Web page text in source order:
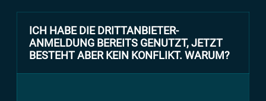
ICH HABE DIE DRITTANBIETER-
ANMELDUNG BEREITS GENUTZT, JETZT
BESTEHT ABER KEIN KONFLIKT. WARUM?